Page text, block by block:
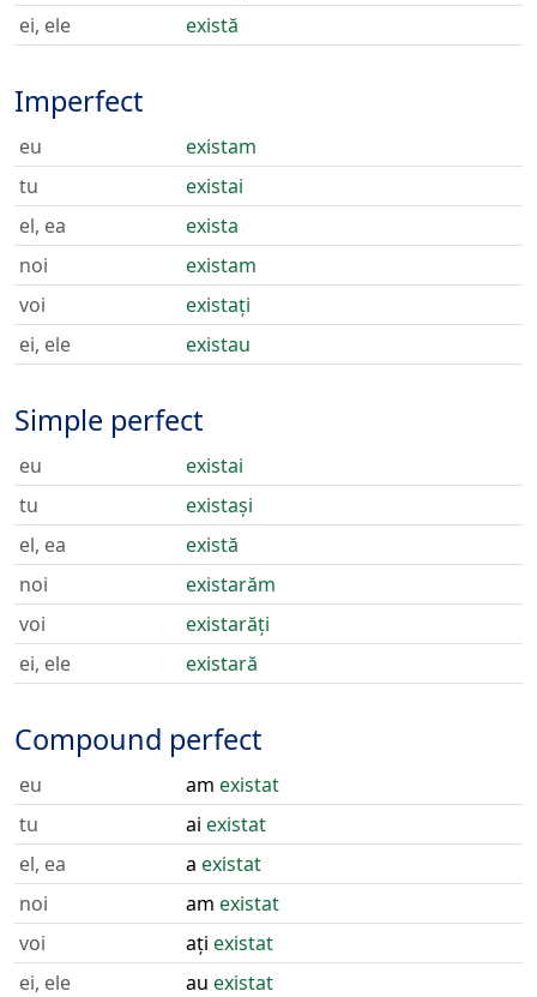
ei, ele
există
Imperfect
eu
existam
tu
existai
el, ea
exista
noi
existam
voi
existați
ei, ele
existau
Simple perfect
eu
existai
tu
existași
el, ea
există
noi
existarăm
voi
existarăți
ei, ele
existară
Compound perfect
eu am existat
tu
ai existat
el, ea
a existat
noi
am existat
voi
ați existat
ei, ele
au existat